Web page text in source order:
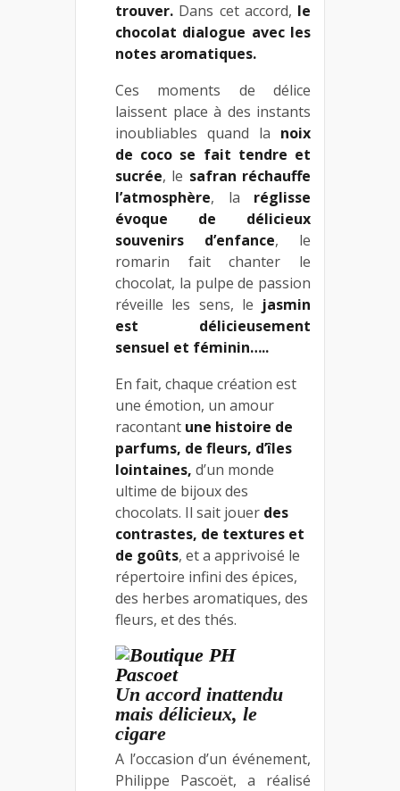
trouver. Dans cet accord, le
chocolat dialogue avec les
notes aromatiques.
Ces moments de délice
laissent place à des instants
inoubliables quand la noix
de coco se fait tendre et
sucrée, le safran réchauffe
l’atmosphère, la réglisse
évoque de délicieux
souvenirs d’enfance, le
romarin fait chanter le
chocolat, la pulpe de passion
réveille les sens, le jasmin
est délicieusement
sensuel et féminin…..
En fait, chaque création est
une émotion, un amour
racontant une histoire de
parfums, de fleurs, d’îles
lointaines, d’un monde
ultime de bijoux des
chocolats. Il sait jouer des
contrastes, de textures et
de goûts, et a apprivoisé le
répertoire infini des épices,
des herbes aromatiques, des
fleurs, et des thés.
Un accord inattendu
mais délicieux, le
cigare
A l’occasion d’un événement,
Philippe Pascoët, a réalisé